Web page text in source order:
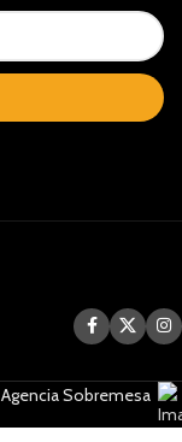
Agencia Sobremesa